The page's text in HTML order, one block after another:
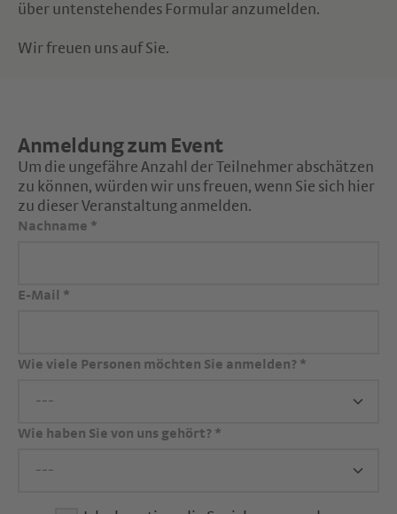
über untenstehendes Formular anzumelden.
Wir freuen uns auf Sie.
Anmeldung zum Event
Um die ungefähre Anzahl der Teilnehmer abschätzen
zu können, würden wir uns freuen, wenn Sie sich hier
zu dieser Veranstaltung anmelden.
Nachname *
E-Mail *
Wie viele Personen möchten Sie anmelden? *
Wie haben Sie von uns gehört? *